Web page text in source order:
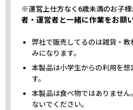
※運営上仕方なく6歳未満のお子
者・運営者と一緒に作業をお願い
弊社で販売してるのは雑貨・
みになります。
本製品は小学生からの利用を
す。
本製品は食べ物ではありませ
ないでください。